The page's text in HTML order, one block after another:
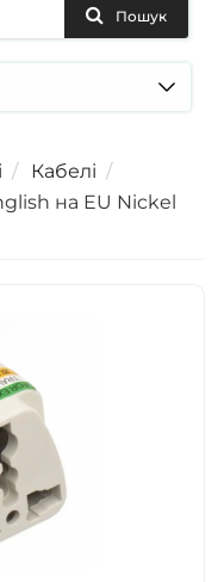
Пошук
Кабелі
на EU Nickel